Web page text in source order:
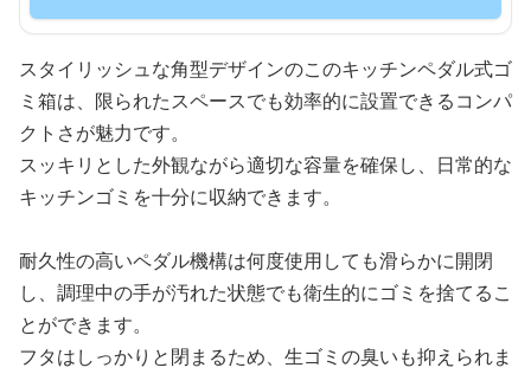
スタイリッシュな角型デザインのこのキッチンペダル式ゴ
ミ箱は、限られたスペースでも効率的に設置できるコンパ
クトさが魅力です。
スッキリとした外観ながら適切な容量を確保し、日常的な
キッチンゴミを十分に収納できます。
耐久性の高いペダル機構は何度使用しても滑らかに開閉
し、調理中の手が汚れた状態でも衛生的にゴミを捨てるこ
とができます。
フタはしっかりと閉まるため、生ゴミの臭いも抑えられま